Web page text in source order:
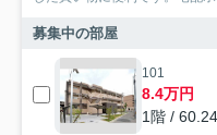
募集中の部屋
101
8.4万円
1階 /